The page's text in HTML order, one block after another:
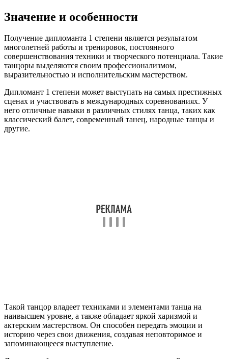
Значение и особенности
Получение дипломанта 1 степени является результатом
многолетней работы и тренировок, постоянного
совершенствования техники и творческого потенциала. Такие
танцоры выделяются своим профессионализмом,
выразительностью и исполнительским мастерством.
Дипломант 1 степени может выступать на самых престижных
сценах и участвовать в международных соревнованиях. У
него отличные навыки в различных стилях танца, таких как
классический балет, современный танец, народные танцы и
другие.
Такой танцор владеет техниками и элементами танца на
наивысшем уровне, а также обладает яркой харизмой и
актерским мастерством. Он способен передать эмоции и
историю через свои движения, создавая неповторимое и
запоминающееся выступление.